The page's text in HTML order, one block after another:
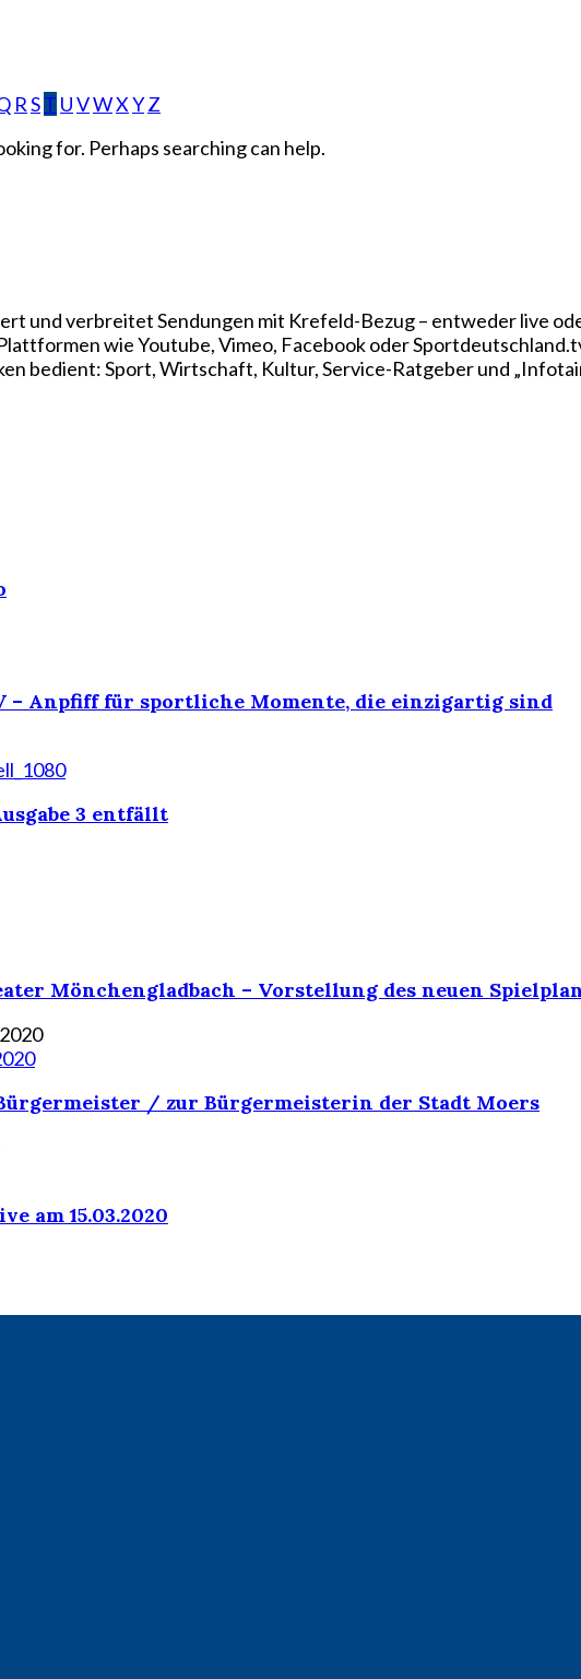
RST UVWXYZ
for. Perhaps searching can help.
und verbreitet Sendungen mit Krefeld-Bezug – entweder live
wie Youtube, Vimeo, Facebook oder
bedient: Sport, Wirtschaft, Kultur, Service-Ratgeber und
– Anpfiff für sportliche Momente, die einzigartig sind
3 entfällt
Mönchengladbach – Vorstellung des neuen
/ zur Bürgermeisterin der Stadt Moers
am 15.03.2020